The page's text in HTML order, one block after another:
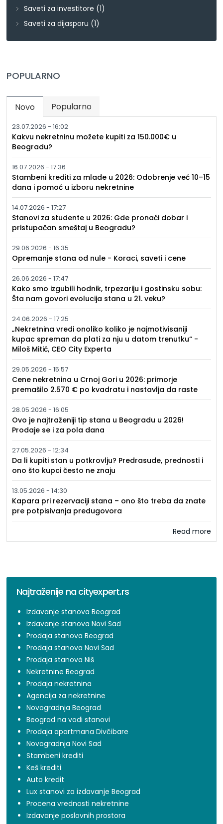
Saveti za investitore (1)
Saveti za dijasporu (1)
POPULARNO
Novo (active tab)
Popularno
23.07.2026 - 16:02
Kakvu nekretninu možete kupiti za 150.000€ u
Beogradu?
16.07.2026 - 17:36
Stambeni krediti za mlade u 2026: Odobrenje već 10–15
dana i pomoć u izboru nekretnine
14.07.2026 - 17:27
Stanovi za studente u 2026: Gde pronaći dobar i
pristupačan smeštaj u Beogradu?
29.06.2026 - 16:35
Opremanje stana od nule - Koraci, saveti i cene
26.06.2026 - 17:47
Kako smo izgubili hodnik, trpezariju i gostinsku sobu:
Šta nam govori evolucija stana u 21. veku?
24.06.2026 - 17:25
„Nekretnina vredi onoliko koliko je najmotivisaniji
kupac spreman da plati za nju u datom trenutku“ -
Miloš Mitić, CEO City Experta
29.05.2026 - 15:57
Cene nekretnina u Crnoj Gori u 2026: primorje
premašilo 2.570 € po kvadratu i nastavlja da raste
28.05.2026 - 16:05
Ovo je najtraženiji tip stana u Beogradu u 2026!
Prodaje se i za pola dana
27.05.2026 - 12:34
Da li kupiti stan u potkrovlju? Predrasude, prednosti i
ono što kupci često ne znaju
13.05.2026 - 14:30
Kapara pri rezervaciji stana – ono što treba da znate
pre potpisivanja predugovora
Read more
Najtraženije na cityexpert.rs
Izdavanje stanova Beograd
Izdavanje stanova Novi Sad
Prodaja stanova Beograd
Prodaja stanova Novi Sad
Prodaja stanova Niš
Nekretnine Beograd
Prodaja nekretnina
Agencija za nekretnine
Novogradnja Beograd
Beograd na vodi stanovi
Prodaja apartmana Divčibare
Novogradnja Novi Sad
Stambeni krediti
Keš krediti
Auto kredit
Lux stanovi za izdavanje Beograd
Procena vrednosti nekretnine
Izdavanje poslovnih prostora